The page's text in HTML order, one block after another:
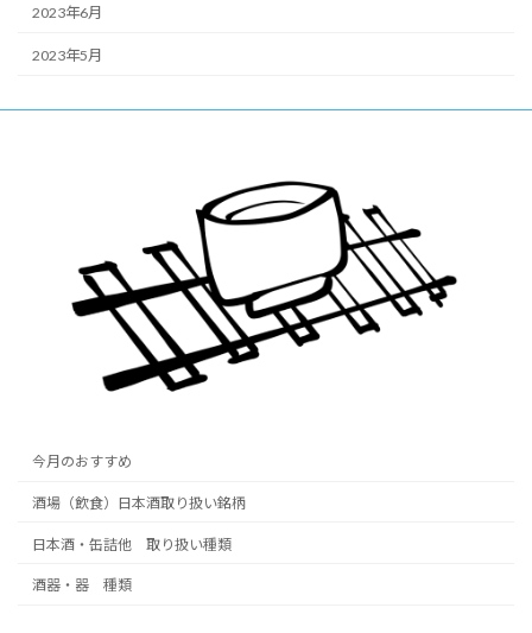
2023年6月
2023年5月
今月のおすすめ
酒場（飲食）日本酒取り扱い銘柄
日本酒・缶詰他 取り扱い種類
酒器・器 種類